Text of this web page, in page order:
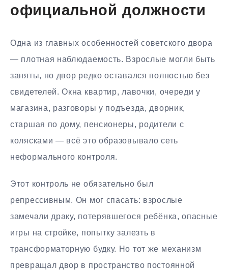
официальной должности
Одна из главных особенностей советского двора
— плотная наблюдаемость. Взрослые могли быть
заняты, но двор редко оставался полностью без
свидетелей. Окна квартир, лавочки, очереди у
магазина, разговоры у подъезда, дворник,
старшая по дому, пенсионеры, родители с
колясками — всё это образовывало сеть
неформального контроля.
Этот контроль не обязательно был
репрессивным. Он мог спасать: взрослые
замечали драку, потерявшегося ребёнка, опасные
игры на стройке, попытку залезть в
трансформаторную будку. Но тот же механизм
превращал двор в пространство постоянной